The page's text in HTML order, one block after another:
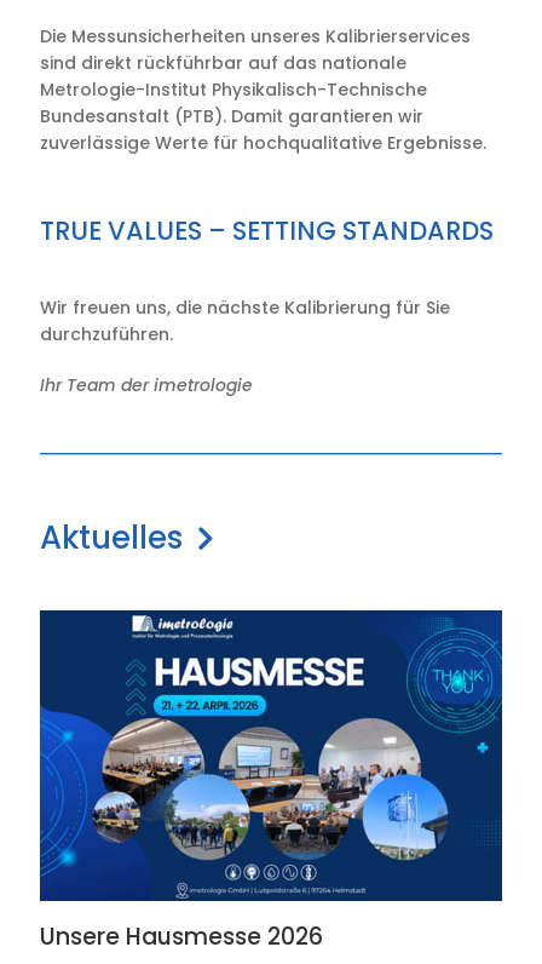
Die Messunsicherheiten unseres Kalibrierservices
sind direkt rückführbar auf das nationale
Metrologie-Institut Physikalisch-Technische
Bundesanstalt (PTB). Damit garantieren wir
zuverlässige Werte für hochqualitative Ergebnisse.
TRUE VALUES – SETTING STANDARDS
Wir freuen uns, die nächste Kalibrierung für Sie
durchzuführen.
Ihr Team der imetrologie
Aktuelles
Unsere Hausmesse 2026